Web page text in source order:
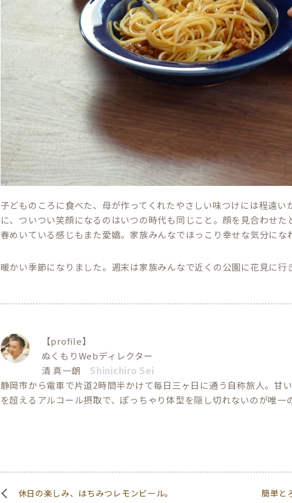
子どものころに食べた、母が作ってくれたやさしい味つけには程遠
に、ついつい笑顔になるのはいつの時代も同じこと。顔を見合わせ
春めいている感じもまた愛嬌。家族みんなでほっこり幸せな気分にな
暖かい季節になりました。週末は家族みんなで近くの公園に花見に行
【profile】
ぬくもりWebディレクター
清 真一朗 Shinichiro Sei
静岡市から電車で片道2時間半かけて毎日三ヶ日に通う自称旅人。甘
を超えるアルコール摂取で、ぽっちゃり体型を隠し切れないのが唯一
休日の楽しみ、はちみつレモンビール。 簡単と